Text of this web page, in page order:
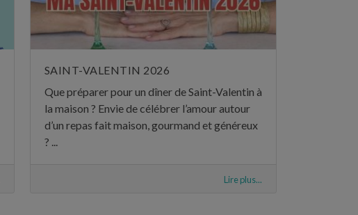
SAINT-VALENTIN 2026
Que préparer pour un dîner de Saint-Valentin à
la maison ? Envie de célébrer l’amour autour
d’un repas fait maison, gourmand et généreux
? ...
Lire plus...